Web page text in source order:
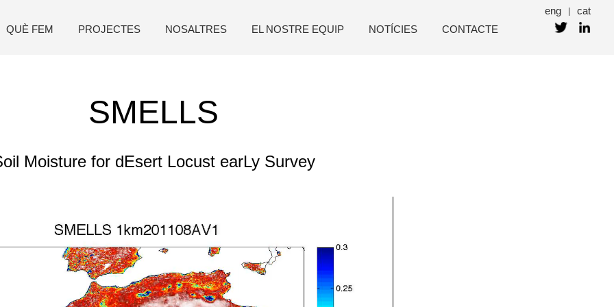
QUÈ FEM PROJECTES NOSALTRES EL NOSTRE EQUIP NOTÍCIES CONTACTE
eng | cat
SMELLS
Moisture for dEsert Locust earLy Survey